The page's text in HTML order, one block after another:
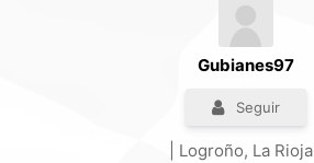
Gubianes97
Seguir
| Logroño, La Rioja |